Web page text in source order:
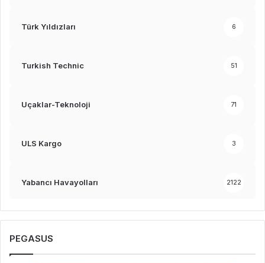
Türk Yıldızları 6
Turkish Technic 51
Uçaklar-Teknoloji 71
ULS Kargo 3
Yabancı Havayolları 2122
PEGASUS